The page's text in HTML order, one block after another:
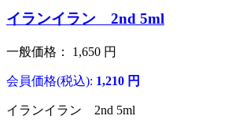
イランイラン 2nd 5ml
一般価格： 1,650 円
会員価格(税込): 1,210 円
イランイラン 2nd 5ml